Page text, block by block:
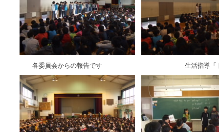
各委員会からの報告です 生活指導「トイ